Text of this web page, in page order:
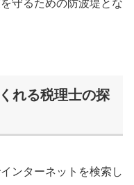
守るための防波堤とな
れる税理士の探
ンターネットを検索し